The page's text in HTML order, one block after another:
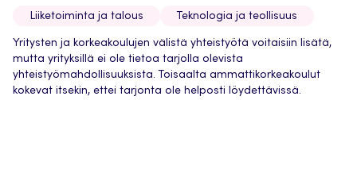
Liiketoiminta ja talous Teknologia ja teollisuus
Yritysten ja korkeakoulujen välistä yhteistyötä voitaisiin lisätä,
mutta yrityksillä ei ole tietoa tarjolla olevista
yhteistyömahdollisuuksista. Toisaalta ammattikorkeakoulut
kokevat itsekin, ettei tarjonta ole helposti löydettävissä.​